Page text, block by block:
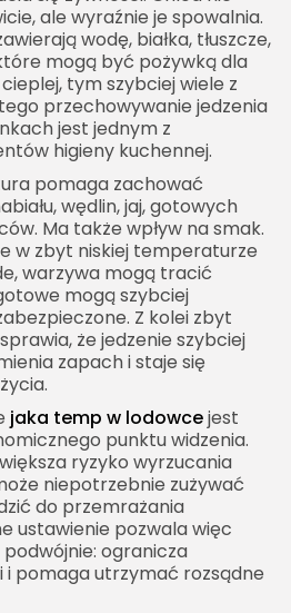
ale wyraźnie je spowalnia.
wodę, białka, tłuszcze,
mogą być pożywką dla
tym szybciej wiele z
przechowywanie jedzenia
jest jednym z
higieny kuchennej.
pomaga zachować
wędlin, jaj, gotowych
Ma także wpływ na smak.
w zbyt niskiej temperaturze
warzywa mogą tracić
mogą szybciej
Z kolei zbyt
że jedzenie szybciej
zapach i staje się
jaka temp w lodowcejest
punktu widzenia.
ryzyko wyrzucania
niepotrzebnie zużywać
do przemrażania
ustawienie pozwala więc
ogranicza
i pomaga utrzymać rozsądne